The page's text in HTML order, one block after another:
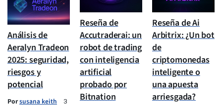
Análisis de
Aeralyn Tradeon
2025: seguridad,
riesgos y
potencial
Porsusana keith
3
Reseña de
Accutraderai: un
robot de trading
con inteligencia
artificial
probado por
Bitnation
Reseña de Ai
Arbitrix: ¿Un bot
de
criptomonedas
inteligente o
una apuesta
arriesgada?